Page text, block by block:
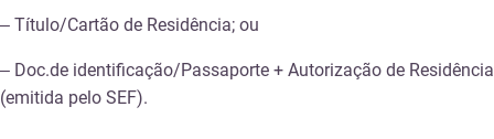
– Título/Cartão de Residência; ou
– Doc.de identificação/Passaporte + Autorização de Residência
(emitida pelo SEF).